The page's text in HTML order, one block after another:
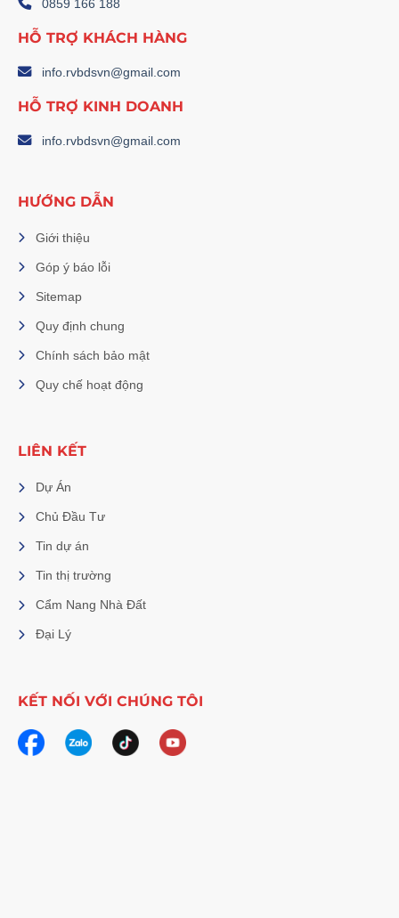
0859 166 188
HỖ TRỢ KHÁCH HÀNG
info.rvbdsvn@gmail.com
HỖ TRỢ KINH DOANH
info.rvbdsvn@gmail.com
HƯỚNG DẪN
Giới thiệu
Góp ý báo lỗi
Sitemap
Quy định chung
Chính sách bảo mật
Quy chế hoạt động
LIÊN KẾT
Dự Án
Chủ Đầu Tư
Tin dự án
Tin thị trường
Cẩm Nang Nhà Đất
Đại Lý
KẾT NỐI VỚI CHÚNG TÔI